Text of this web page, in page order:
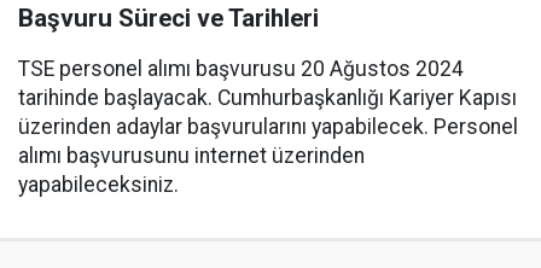
Başvuru Süreci ve Tarihleri
TSE personel alımı başvurusu 20 Ağustos 2024
tarihinde başlayacak. Cumhurbaşkanlığı Kariyer Kapısı
üzerinden adaylar başvurularını yapabilecek. Personel
alımı başvurusunu internet üzerinden
yapabileceksiniz.